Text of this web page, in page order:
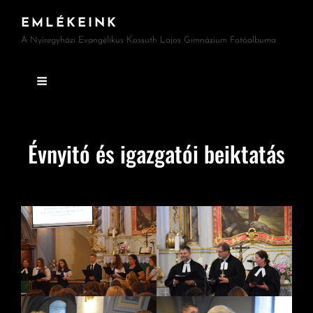
EMLÉKEINK
A Nyíregyházi Evangélikus Kossuth Lajos Gimnázium Fotóalbuma
Évnyitó és igazgatói beiktatás